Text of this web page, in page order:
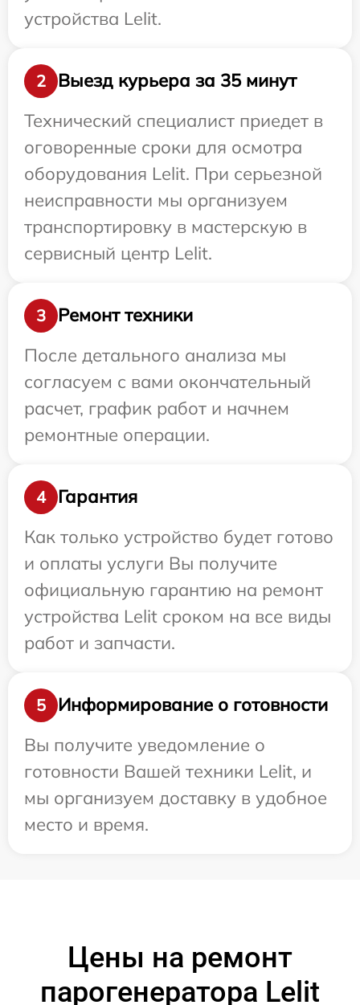
устройства Lelit.
2
Выезд курьера за 35 минут
Технический специалист приедет в
оговоренные сроки для осмотра
оборудования Lelit. При серьезной
неисправности мы организуем
транспортировку в мастерскую в
сервисный центр Lelit.
3
Ремонт техники
После детального анализа мы
согласуем с вами окончательный
расчет, график работ и начнем
ремонтные операции.
4
Гарантия
Как только устройство будет готово
и оплаты услуги Вы получите
официальную гарантию на ремонт
устройства Lelit сроком на все виды
работ и запчасти.
5
Информирование о готовности
Вы получите уведомление о
готовности Вашей техники Lelit, и
мы организуем доставку в удобное
место и время.
Цены на ремонт
парогенератора Lelit